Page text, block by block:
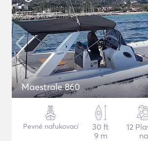
Maestrale 860
Pevné nafukovací
30 ft
9 m
12
na